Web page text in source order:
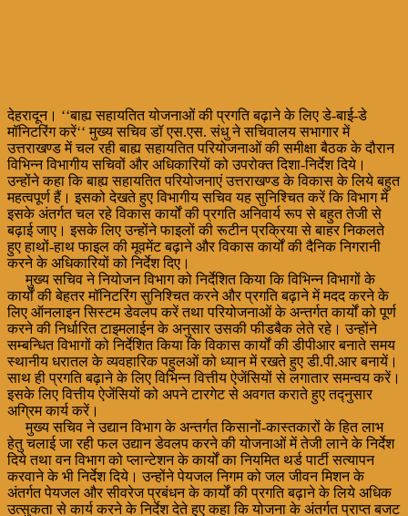
देहरादून। ‘‘बाह्य सहायतित योजनाओं की प्रगति बढ़ाने के लिए डे-बाई-डे
मॉनिटरिंग करें‘‘ मुख्य सचिव डॉ एस.एस. संधु ने सचिवालय सभागार में
उत्तराखण्ड में चल रही बाह्य सहायतित परियोजनाओं की समीक्षा बैठक के दौरान
विभिन्न विभागीय सचिवों और अधिकारियों को उपरोक्त दिशा-निर्देश दिये।
उन्होंने कहा कि बाह्य सहायतित परियोजनाएं उत्तराखण्ड के विकास के लिये बहुत
महत्वपूर्ण हैं। इसको देखते हुए विभागीय सचिव यह सुनिश्चित करें कि विभाग में
इसके अंतर्गत चल रहे विकास कार्यों की प्रगति अनिवार्य रूप से बहुत तेजी से
बढ़ाई जाए। इसके लिए उन्होंने फाइलों की रूटीन प्रक्रिया से बाहर निकलते
हुए हाथों-हाथ फाइल की मूवमेंट बढ़ाने और विकास कार्यों की दैनिक निगरानी
करने के अधिकारियों को निर्देश दिए।
मुख्य सचिव ने नियोजन विभाग को निर्देशित किया कि विभिन्न विभागों के
कार्यों की बेहतर मॉनिटरिंग सुनिश्चित करने और प्रगति बढ़ाने में मदद करने के
लिए ऑनलाइन सिस्टम डेवलप करें तथा परियोजनाओं के अन्तर्गत कार्यों को पूर्ण
करने की निर्धारित टाइमलाईन के अनुसार उसकी फीडबैक लेते रहे। उन्होंने
सम्बन्धित विभागों को निर्देशित किया कि विकास कार्यों की डीपीआर बनाते समय
स्थानीय धरातल के व्यवहारिक पहुलओं को ध्यान में रखते हुए डी.पी.आर बनायें।
साथ ही प्रगति बढ़ाने के लिए विभिन्न वित्तीय ऐजेंसियों से लगातार समन्वय करें।
इसके लिए वित्तीय ऐजेंसियों को अपने टारगेट से अवगत कराते हुए तद्नुसार
अग्रिम कार्य करें।
मुख्य सचिव ने उद्यान विभाग के अन्तर्गत किसानों-कास्तकारों के हित लाभ
हेतु चलाई जा रही फल उद्यान डेवलप करने की योजनाओं में तेजी लाने के निर्देश
दिये तथा वन विभाग को प्लान्टेशन के कार्यों का नियमित थर्ड पार्टी सत्यापन
करवाने के भी निर्देश दिये। उन्होंने पेयजल निगम को जल जीवन मिशन के
अंतर्गत पेयजल और सीवरेज प्रबंधन के कार्यों की प्रगति बढ़ाने के लिये अधिक
उत्सुकता से कार्य करने के निर्देश देते हुए कहा कि योजना के अंतर्गत प्राप्त बजट